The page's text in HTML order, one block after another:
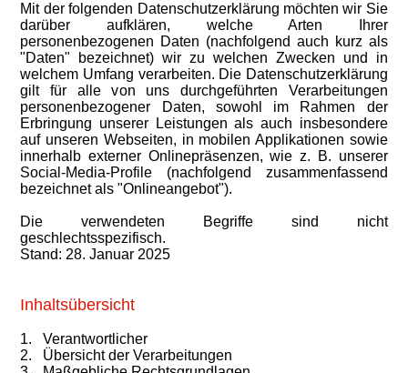
Mit der folgenden Datenschutzerklärung möchten wir Sie
darüber aufklären, welche Arten Ihrer
personenbezogenen Daten (nachfolgend auch kurz als
"Daten" bezeichnet) wir zu welchen Zwecken und in
welchem Umfang verarbeiten. Die Datenschutzerklärung
gilt für alle von uns durchgeführten Verarbeitungen
personenbezogener Daten, sowohl im Rahmen der
Erbringung unserer Leistungen als auch insbesondere
auf unseren Webseiten, in mobilen Applikationen sowie
innerhalb externer Onlinepräsenzen, wie z. B. unserer
Social-Media-Profile (nachfolgend zusammenfassend
bezeichnet als "Onlineangebot").
Die verwendeten Begriffe sind nicht
geschlechtsspezifisch.
Stand: 28. Januar 2025
Inhaltsübersicht
1. Verantwortlicher
2. Übersicht der Verarbeitungen